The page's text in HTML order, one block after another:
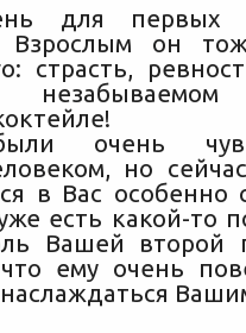
для первых
Взрослым он
страсть,
очень
но
в Вас особенно
есть какой-то
Вашей второй
ему очень